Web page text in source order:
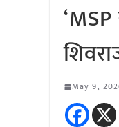
May 9,